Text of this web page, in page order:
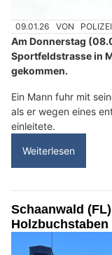
09.01.26 VON
Am Donnerstag
Sportfeldstrasse in
gekommen.
Ein Mann fuhr mit
als er wegen eines
einleitete.
Weiterlesen
Schaanwald